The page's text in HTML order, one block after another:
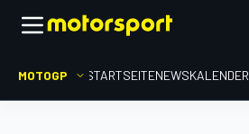
MOTOGP STARTSEITENEWSKALENDER